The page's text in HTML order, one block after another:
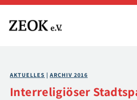
Zum
Inhalt
springen
AKTUELLES | ARCHIV 2016
Interreligiöser